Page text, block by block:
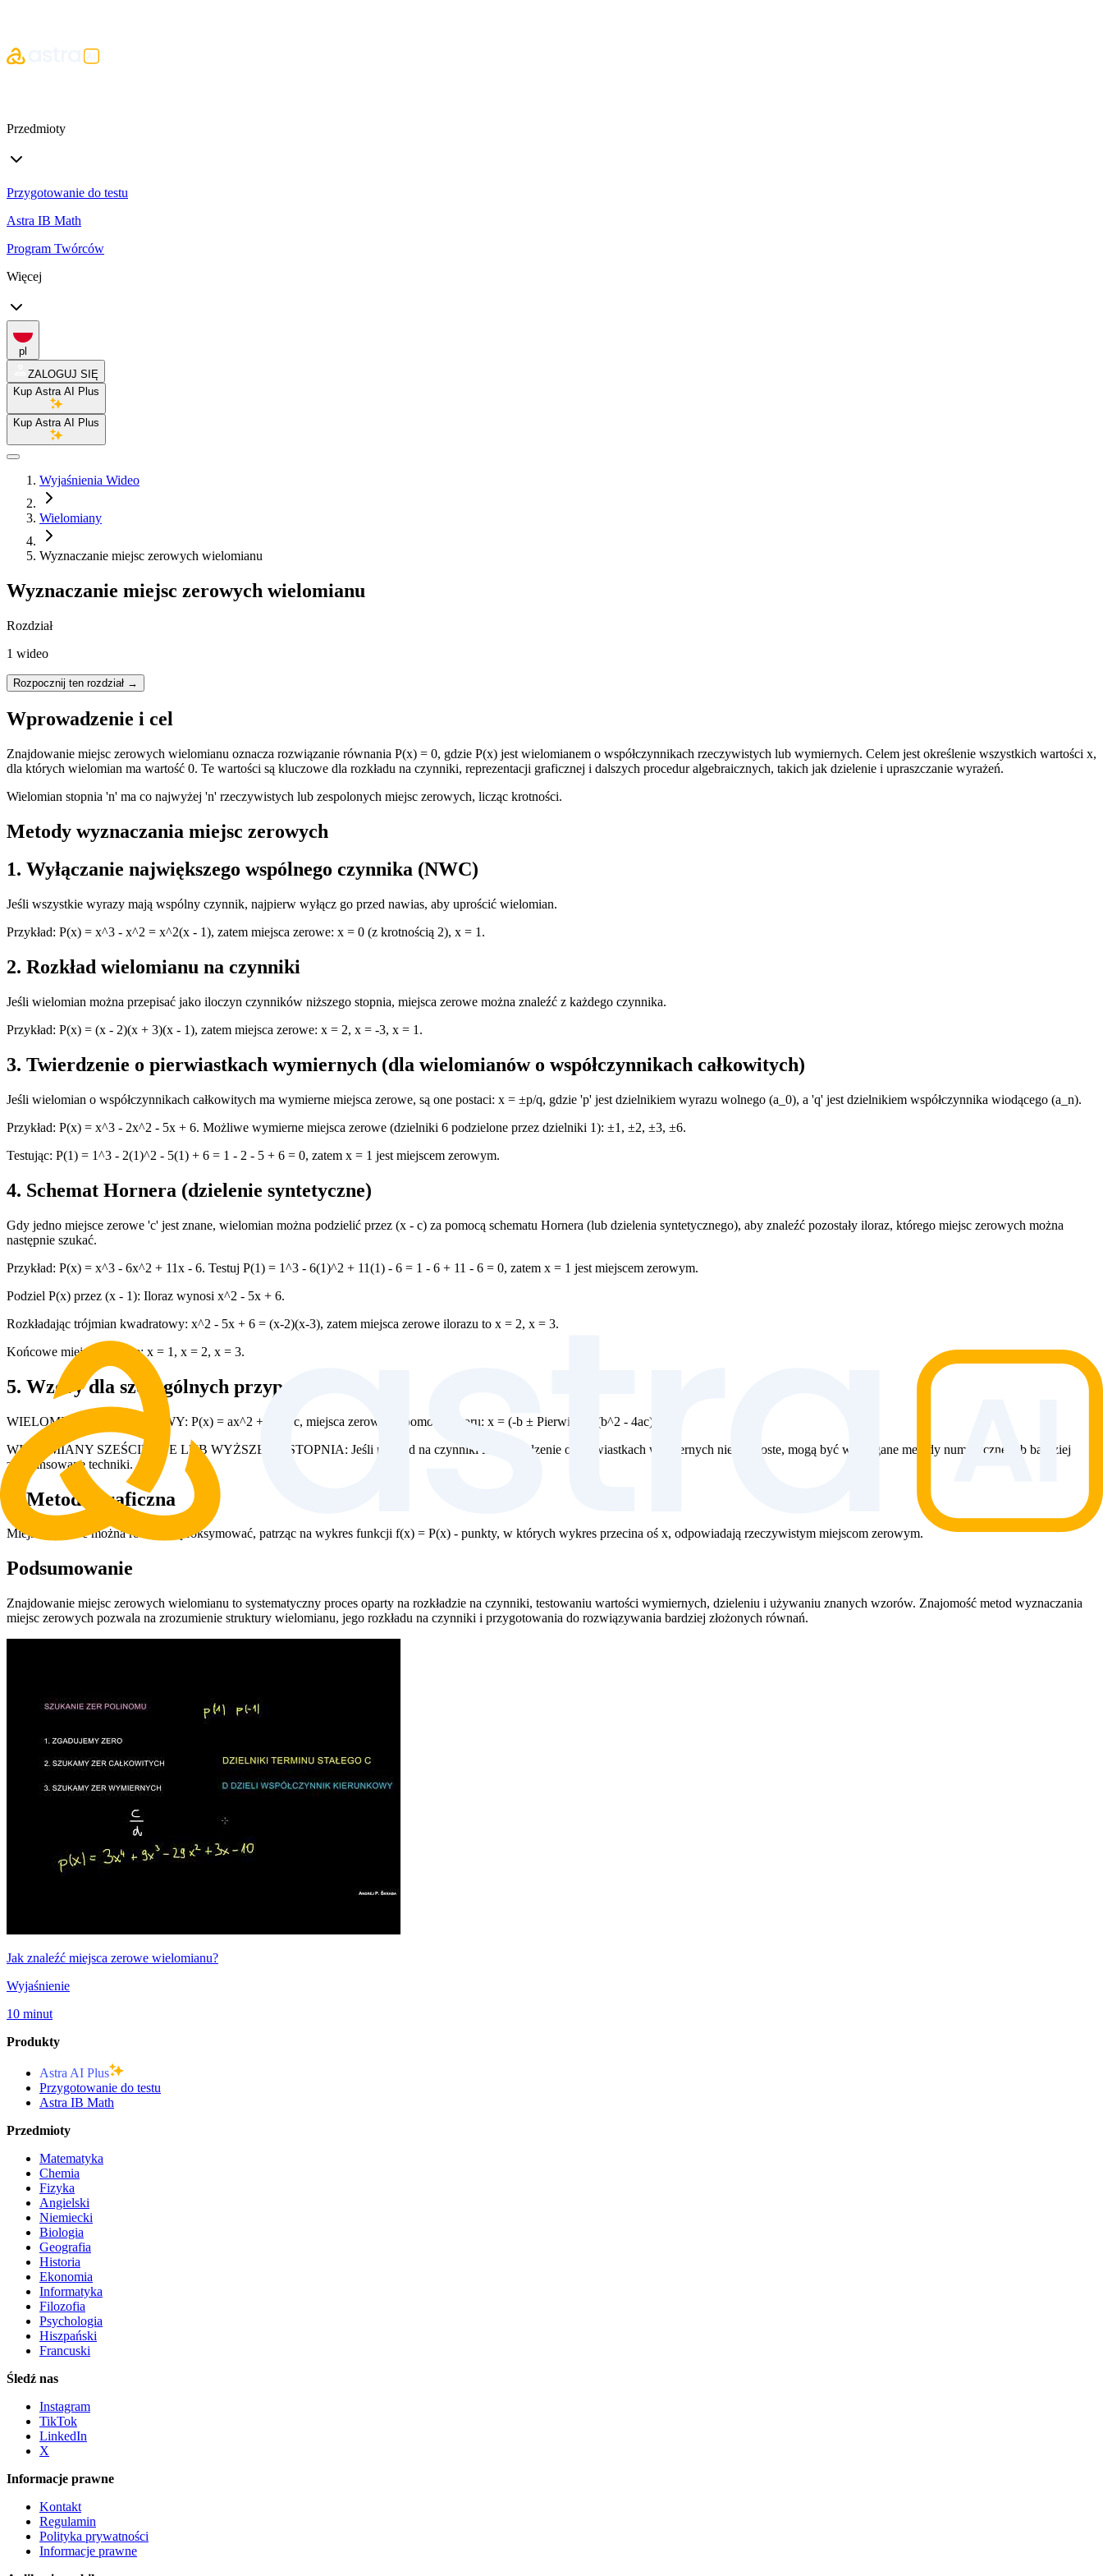
Przedmioty
Przygotowanie do testu
Astra IB Math
Program Twórców
Więcej
pl
ZALOGUJ SIĘ
Kup Astra AI Plus
Kup Astra AI Plus
Wyjaśnienia Wideo
Wielomiany
Wyznaczanie miejsc zerowych wielomianu
Wyznaczanie miejsc zerowych wielomianu
Rozdział
1 wideo
Rozpocznij ten rozdział →
Wprowadzenie i cel
Znajdowanie miejsc zerowych wielomianu oznacza rozwiązanie równania P(x) = 0, gdzie P(x) jest wielomianem o współczynnikach rzeczywistych lub wymiernych. Celem jest określenie wszystkich wartości x,
dla których wielomian ma wartość 0. Te wartości są kluczowe dla rozkładu na czynniki, reprezentacji graficznej i dalszych procedur algebraicznych, takich jak dzielenie i upraszczanie wyrażeń.
Wielomian stopnia 'n' ma co najwyżej 'n' rzeczywistych lub zespolonych miejsc zerowych, licząc krotności.
Metody wyznaczania miejsc zerowych
1. Wyłączanie największego wspólnego czynnika (NWC)
Jeśli wszystkie wyrazy mają wspólny czynnik, najpierw wyłącz go przed nawias, aby uprościć wielomian.
Przykład: P(x) = x^3 - x^2 = x^2(x - 1), zatem miejsca zerowe: x = 0 (z krotnością 2), x = 1.
2. Rozkład wielomianu na czynniki
Jeśli wielomian można przepisać jako iloczyn czynników niższego stopnia, miejsca zerowe można znaleźć z każdego czynnika.
Przykład: P(x) = (x - 2)(x + 3)(x - 1), zatem miejsca zerowe: x = 2, x = -3, x = 1.
3. Twierdzenie o pierwiastkach wymiernych (dla wielomianów o współczynnikach całkowitych)
Jeśli wielomian o współczynnikach całkowitych ma wymierne miejsca zerowe, są one postaci: x = ±p/q, gdzie 'p' jest dzielnikiem wyrazu wolnego (a_0), a 'q' jest dzielnikiem współczynnika wiodącego (a_n).
Przykład: P(x) = x^3 - 2x^2 - 5x + 6. Możliwe wymierne miejsca zerowe (dzielniki 6 podzielone przez dzielniki 1): ±1, ±2, ±3, ±6.
Testując: P(1) = 1^3 - 2(1)^2 - 5(1) + 6 = 1 - 2 - 5 + 6 = 0, zatem x = 1 jest miejscem zerowym.
4. Schemat Hornera (dzielenie syntetyczne)
Gdy jedno miejsce zerowe 'c' jest znane, wielomian można podzielić przez (x - c) za pomocą schematu Hornera (lub dzielenia syntetycznego), aby znaleźć pozostały iloraz, którego miejsc zerowych można
następnie szukać.
Przykład: P(x) = x^3 - 6x^2 + 11x - 6. Testuj P(1) = 1^3 - 6(1)^2 + 11(1) - 6 = 1 - 6 + 11 - 6 = 0, zatem x = 1 jest miejscem zerowym.
Podziel P(x) przez (x - 1): Iloraz wynosi x^2 - 5x + 6.
Rozkładając trójmian kwadratowy: x^2 - 5x + 6 = (x-2)(x-3), zatem miejsca zerowe ilorazu to x = 2, x = 3.
Końcowe miejsca zerowe: x = 1, x = 2, x = 3.
5. Wzory dla szczególnych przypadków
WIELOMIAN KWADRATOWY: P(x) = ax^2 + bx + c, miejsca zerowe za pomocą wzoru: x = (-b ± Pierwiastek(b^2 - 4ac)) / 2a
WIELOMIANY SZEŚCIENNE LUB WYŻSZEGO STOPNIA: Jeśli rozkład na czynniki lub twierdzenie o pierwiastkach wymiernych nie są proste, mogą być wymagane metody numeryczne lub bardziej
zaawansowane techniki.
6. Metoda graficzna
Miejsca zerowe można również aproksymować, patrząc na wykres funkcji f(x) = P(x) - punkty, w których wykres przecina oś x, odpowiadają rzeczywistym miejscom zerowym.
Podsumowanie
Znajdowanie miejsc zerowych wielomianu to systematyczny proces oparty na rozkładzie na czynniki, testowaniu wartości wymiernych, dzieleniu i używaniu znanych wzorów. Znajomość metod wyznaczania
miejsc zerowych pozwala na zrozumienie struktury wielomianu, jego rozkładu na czynniki i przygotowania do rozwiązywania bardziej złożonych równań.
Jak znaleźć miejsca zerowe wielomianu?
Wyjaśnienie
10 minut
Produkty
Astra AI Plus
Przygotowanie do testu
Astra IB Math
Przedmioty
Matematyka
Chemia
Fizyka
Angielski
Niemiecki
Biologia
Geografia
Historia
Ekonomia
Informatyka
Filozofia
Psychologia
Hiszpański
Francuski
Śledź nas
Instagram
TikTok
LinkedIn
X
Informacje prawne
Kontakt
Regulamin
Polityka prywatności
Informacje prawne